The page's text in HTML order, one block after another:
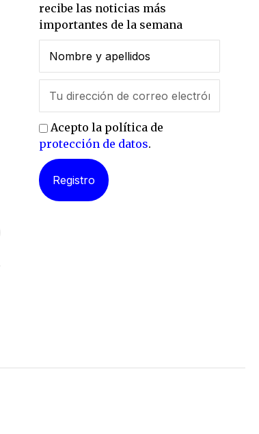
recibe las noticias más
importantes de la semana
Acepto la política de
protección de datos.